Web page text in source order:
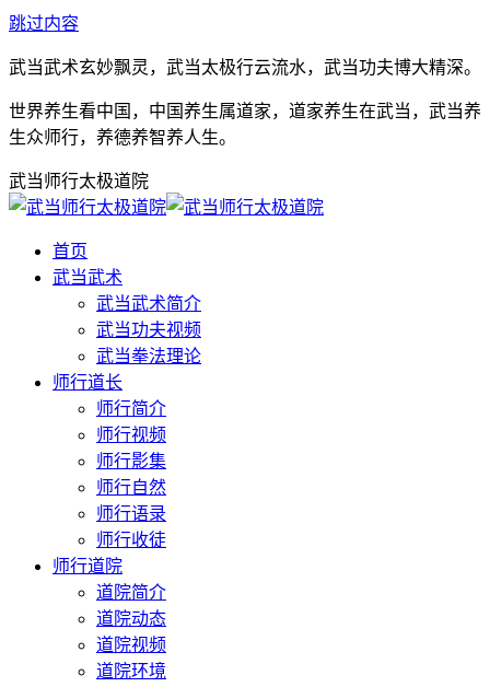
跳过内容
武当武术玄妙飘灵，武当太极行云流水，武当功夫博大精深。
世界养生看中国，中国养生属道家，道家养生在武当，武当养
生众师行，养德养智养人生。
武当师行太极道院
首页
武当武术
武当武术简介
武当功夫视频
武当拳法理论
师行道长
师行简介
师行视频
师行影集
师行自然
师行语录
师行收徒
师行道院
道院简介
道院动态
道院视频
道院环境